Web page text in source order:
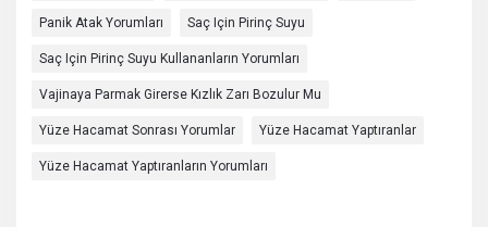
Panik Atak Yorumları Saç Için Pirinç Suyu
Saç Için Pirinç Suyu Kullananların Yorumları
Vajinaya Parmak Girerse Kızlık Zarı Bozulur Mu
Yüze Hacamat Sonrası Yorumlar Yüze Hacamat Yaptıranlar
Yüze Hacamat Yaptıranların Yorumları